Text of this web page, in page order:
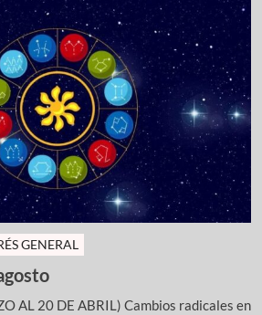
GENERAL
AL 20 DE ABRIL) Cambios radicales en